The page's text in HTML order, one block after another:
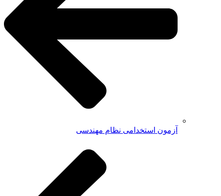
آزمون استخدامی نظام مهندسی